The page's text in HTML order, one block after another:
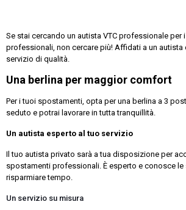
Se stai cercando un autista VTC professionale per
professionali, non cercare più! Affidati a un autista
servizio di qualità.
Una berlina per maggior comfort
Per i tuoi spostamenti, opta per una berlina a 3
seduto e potrai lavorare in tutta tranquillità.
Un autista esperto al tuo servizio
Il tuo autista privato sarà a tua disposizione per
spostamenti professionali. È esperto e conosce le
risparmiare tempo.
Un servizio su misura